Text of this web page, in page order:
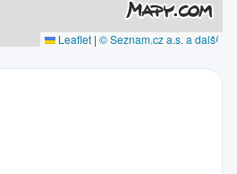
Leaflet | © Seznam.cz a.s. a další